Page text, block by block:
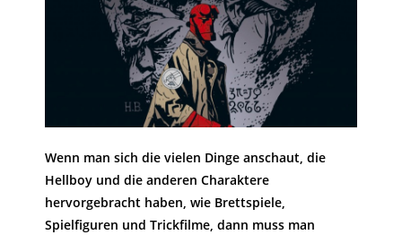
Wenn man sich die vielen Dinge anschaut, die
Hellboy und die anderen Charaktere
hervorgebracht haben, wie Brettspiele,
Spielfiguren und Trickfilme, dann muss man